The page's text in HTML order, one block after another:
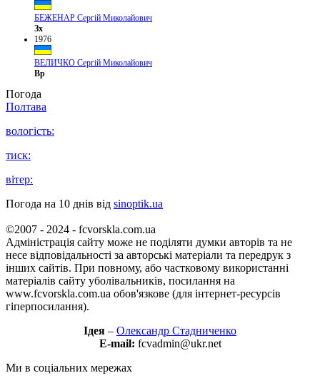
БЕЖЕНАР Сергій Миколайович
Зх
1976
ВЕЛИЧКО Сергій Миколайович
Вр
Погода
Полтава
вологість:
тиск:
вітер:
Погода на 10 днів від sinoptik.ua
©2007 - 2024 - fcvorskla.com.ua
Адміністрація сайту може не поділяти думки авторів та не
несе відповідальності за авторські матеріали та передрук з
інших сайтів. При повному, або частковому використанні
матеріалів сайту уболівальників, посилання на
www.fcvorskla.com.ua обов'язкове (для інтернет-ресурсів
гіперпосилання).
Ідея – Олександр Стадниченко
E-mail: fcvadmin@ukr.net
Ми в соціальних мережах